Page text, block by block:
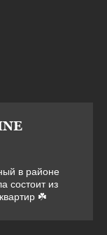
в районе
состоит из
☘️